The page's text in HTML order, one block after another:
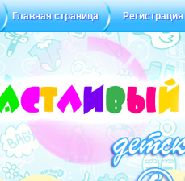
Главная страница Регистрация
Статус заказа Отзывы